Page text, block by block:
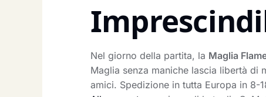
Nel giorno della partita, la Maglia
Maglia senza maniche lascia libertà di
amici. Spedizione in tutta Europa in 8-